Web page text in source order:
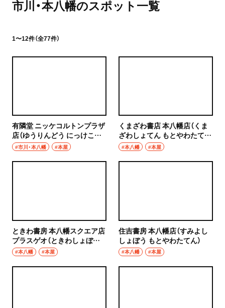
市川・本八幡のスポット一覧
1〜12件（全77件）
有隣堂 ニッケコルトンプラザ
店（ゆうりんどう にっけこる
とんぷらざてん）
#市川・本八幡 #本屋
くまざわ書店 本八幡店（くま
ざわしょてん もとやわたて
ん）
#本八幡 #本屋
ときわ書房 本八幡スクエア店
プラスゲオ（ときわしょぼう
もとやわたすくえあてん ぷら
すげお）
#本八幡 #本屋
住吉書房 本八幡店（すみよし
しょぼう もとやわたてん）
#本八幡 #本屋